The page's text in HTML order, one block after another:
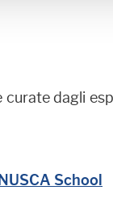
dagli
School